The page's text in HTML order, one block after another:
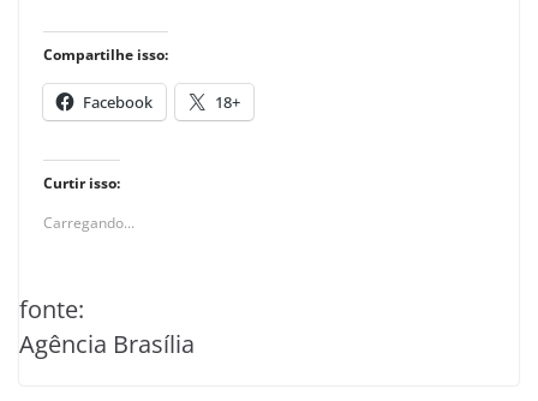
Compartilhe isso:
Facebook 18+
Curtir isso:
Carregando...
fonte:
Agência Brasília